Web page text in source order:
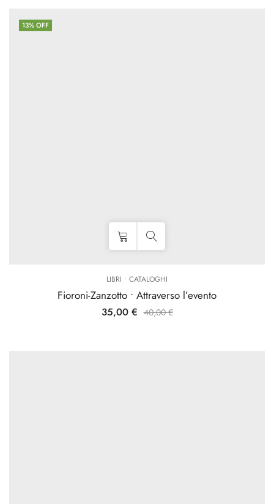
13% OFF
LIBRI • CATALOGHI
Fioroni-Zanzotto • Attraverso l’evento
35,00 € 40,00€